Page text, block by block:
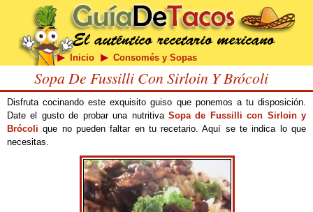
Inicio Consomés y Sopas
Sopa De Fussilli Con Sirloin Y Brócoli
Disfruta cocinando este exquisito guiso que ponemos a tu disposición.
Date el gusto de probar una nutritiva Sopa de Fussilli con Sirloin y
Brócoli que no pueden faltar en tu recetario. Aquí se te indica lo que
necesitas.